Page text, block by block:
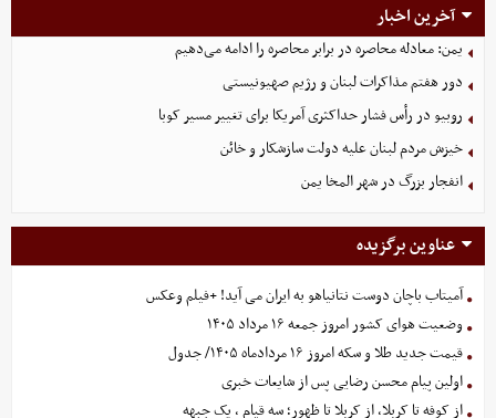
آخرین اخبار
یمن: معادله محاصره در برابر محاصره را ادامه می‌دهیم
دور هفتم مذاکرات لبنان و رژیم صهیونیستی
روبیو در رأس فشار حداکثری آمریکا برای تغییر مسیر کوبا
خیزش مردم لبنان علیه دولت سازشکار و خائن
انفجار بزرگ در شهر المخا یمن
عناوین برگزیده
آمیتاب باچان دوست نتانیاهو به ایران می آید! +فیلم وعکس
وضعیت هوای کشور امروز جمعه ۱۶ مرداد ۱۴۰۵
قیمت جدید طلا و سکه امروز ۱۶ مردادماه ۱۴۰۵/ جدول
اولین پیام محسن رضایی پس از شایعات خبری
از کوفه تا کربلا، از کربلا تا ظهور؛ سه قیام ، یک جبهه